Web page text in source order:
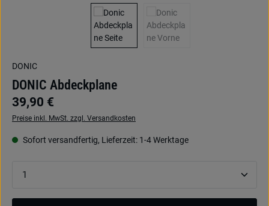
DONIC
DONIC Abdeckplane
39,90 €
Preise inkl. MwSt. zzgl. Versandkosten
Sofort versandfertig, Lieferzeit: 1-4 Werktage
Produkt Anzahl: Gib den gewünschten Wert ein